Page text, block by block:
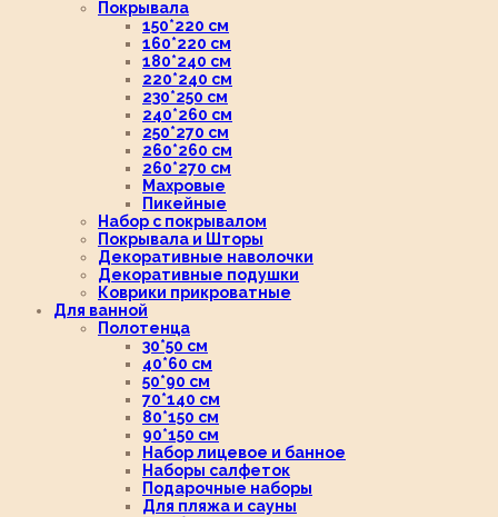
Покрывала
150*220 см
160*220 см
180*240 см
220*240 см
230*250 см
240*260 см
250*270 см
260*260 см
260*270 см
Махровые
Пикейные
Набор с покрывалом
Покрывала и Шторы
Декоративные наволочки
Декоративные подушки
Коврики прикроватные
Для ванной
Полотенца
30*50 см
40*60 см
50*90 см
70*140 см
80*150 см
90*150 см
Набор лицевое и банное
Наборы салфеток
Подарочные наборы
Для пляжа и сауны